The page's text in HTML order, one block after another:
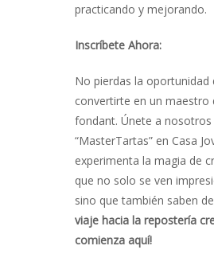
practicando y mejorando.
Inscríbete Ahora:
No pierdas la oportunidad
convertirte en un maestro
fondant. Únete a nosotros
“MasterTartas” en Casa
experimenta la magia de
que no solo se ven
sino que también saben
viaje hacia la repostería
comienza aquí!